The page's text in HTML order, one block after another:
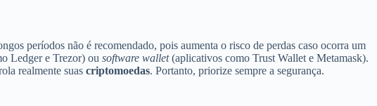
períodos não é recomendado, pois aumenta o risco de perdas caso ocorra um
Ledger e Trezor) ou software wallet(aplicativos como Trust Wallet e Metamask).
realmente suas criptomoedas. Portanto, priorize sempre a segurança.